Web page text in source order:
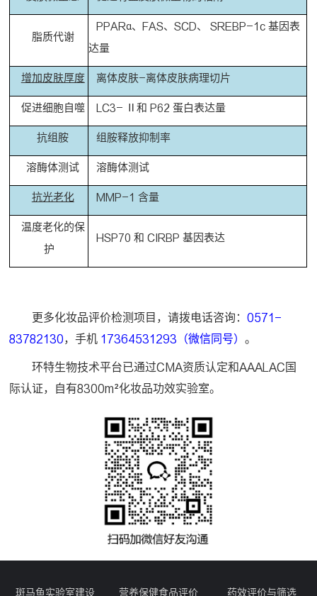
脂质代谢
PPARα、FAS、SCD、 SREBP-1c 基因表
达量
增加皮肤厚度 离体皮肤-离体皮肤病理切片
促进细胞自噬 LC3- Ⅱ和 P62 蛋白表达量
抗组胺 组胺释放抑制率
溶酶体测试 溶酶体测试
抗光老化 MMP-1 含量
温度老化的保
护
HSP70 和 CIRBP 基因表达
更多化妆品评价检测项目，请拨电话咨询：0571-
83782130，手机 17364531293（微信同号）。
环特生物技术平台已通过CMA资质认定和AAALAC国
际认证，自有8300m²化妆品功效实验室。
斑马鱼实验室建设 营养保健食品评价 药效评价与筛选